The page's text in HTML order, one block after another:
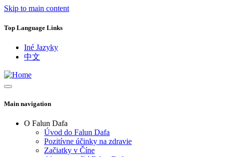
Skip to main content
Top Language Links
Iné Jazyky
中文
Main navigation
O Falun Dafa
Úvod do Falun Dafa
Pozitívne účinky na zdravie
Začiatky v Číne